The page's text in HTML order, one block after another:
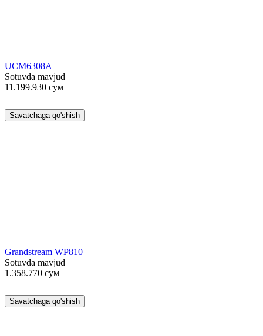
UCM6308A
Sotuvda mavjud
11.199.930 сум
Savatchaga qo'shish
Grandstream WP810
Sotuvda mavjud
1.358.770 сум
Savatchaga qo'shish